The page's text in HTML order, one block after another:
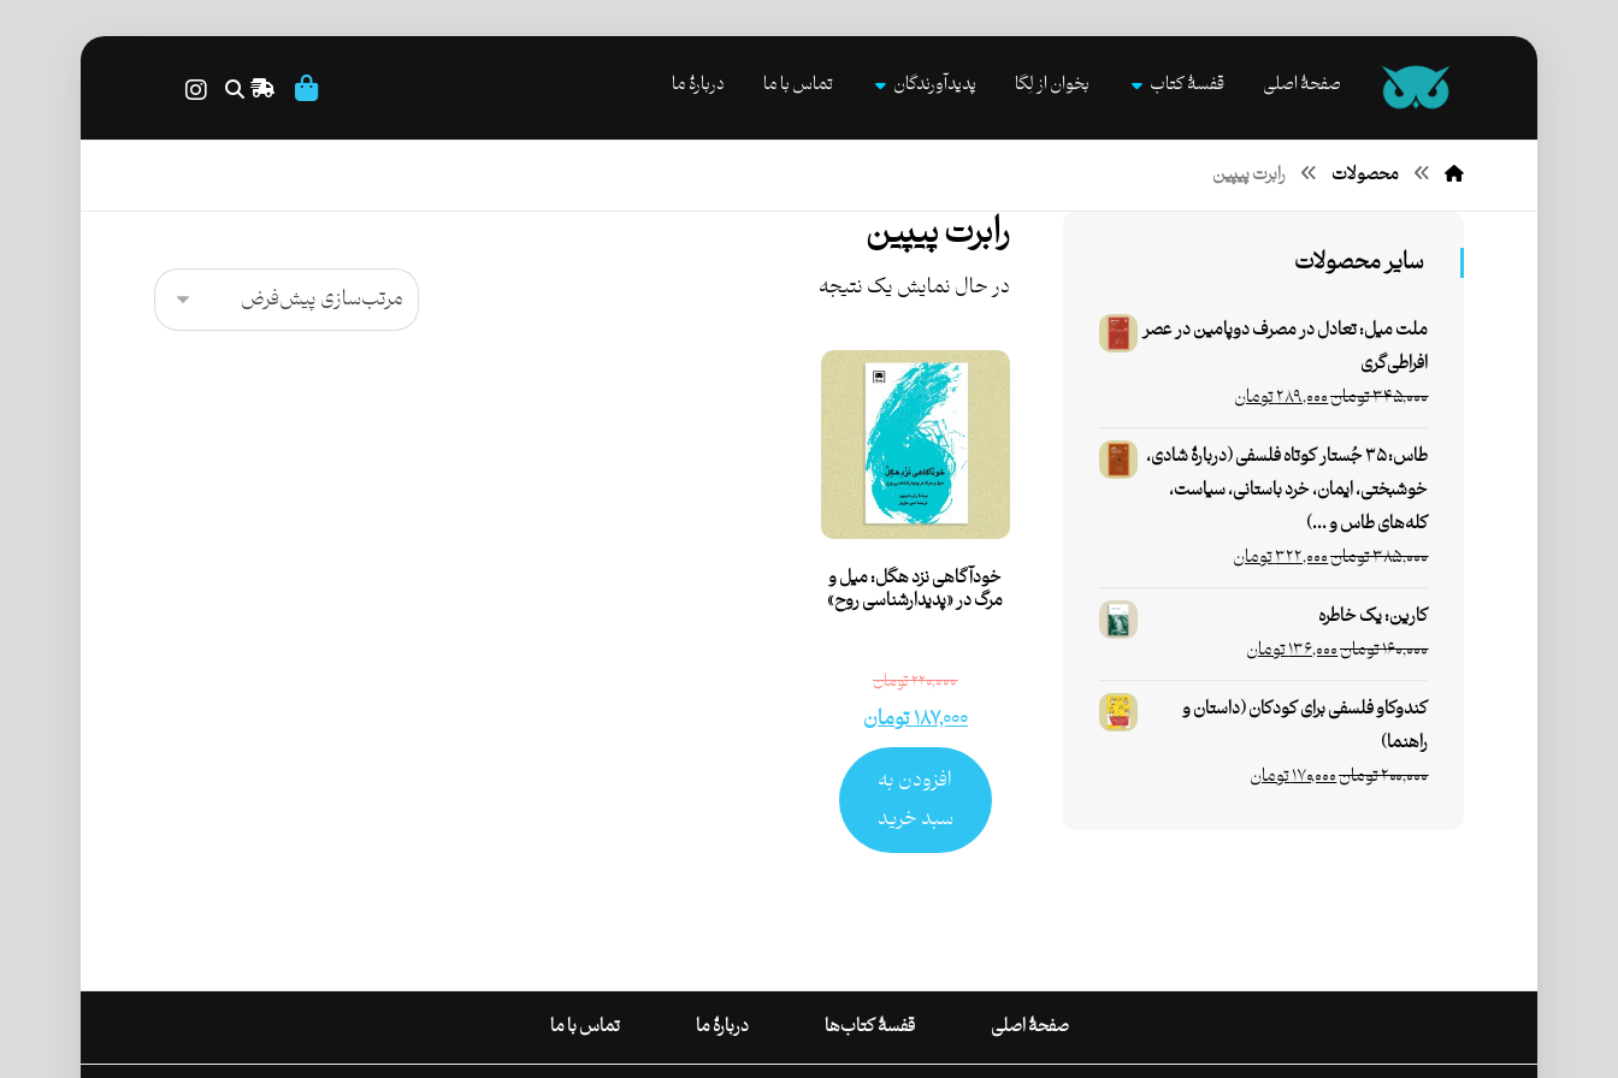
صفحۀ اصلی قفسۀ کتاب بخوان از لِگا پدیدآورندگان تماس با ما دربارۀ ما
محصولات رابرت پیپین
رابرت پیپین
در حال نمایش یک نتیجه
خودآگاهی نزد هگل: میل و
مرگ در «پدیدارشناسی روح»
۲۲۰,۰۰۰تومان
۱۸۷,۰۰۰تومان
افزودن به
سبد خرید
سایر محصولات
ملت میل: تعادل در مصرف دوپامین در عصر
افراطی‌گری
۳۴۵,۰۰۰تومان۲۸۹,۰۰۰تومان
طاس: ۳۵ جُستار کوتاه فلسفی (دربارۀ شادی،
خوشبختی، ایمان، خرد باستانی، سیاست،
کله‌های طاس و ...)
۳۸۵,۰۰۰تومان۳۲۲,۰۰۰تومان
کارین: یک خاطره
۱۶۰,۰۰۰تومان۱۳۶,۰۰۰تومان
کندوکاو فلسفی برای کودکان (داستان و
راهنما)
۲۰۰,۰۰۰تومان۱۷۰,۰۰۰تومان
صفحۀ اصلی قفسۀ کتاب‌ها دربارۀ ما تماس با ما